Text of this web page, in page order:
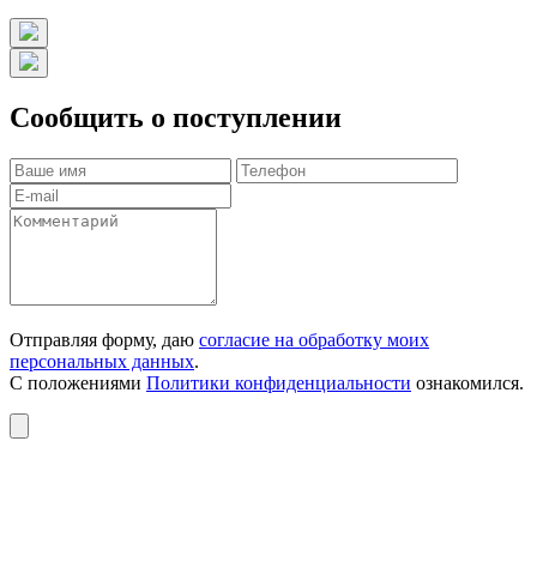
Сообщить о поступлении
Отправляя форму, даю согласие на обработку моих
персональных данных.
С положениями Политики конфиденциальности ознакомился.